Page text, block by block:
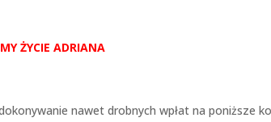
ŻYCIE ADRIANA
nawet drobnych wpłat na poniższe